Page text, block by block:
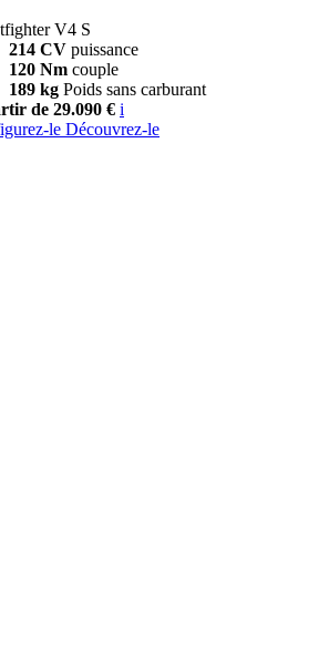
V4 S
214 CV puissance
120 Nm couple
189 kg Poids sans carburant
de 29.090 € i
le Découvrez-le